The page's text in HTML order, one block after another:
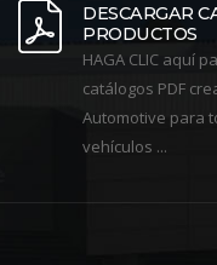
DESCARGAR
PRODUCTOS
HAGA CLIC aquí
catálogos PDF
Automotive para
vehículos ...